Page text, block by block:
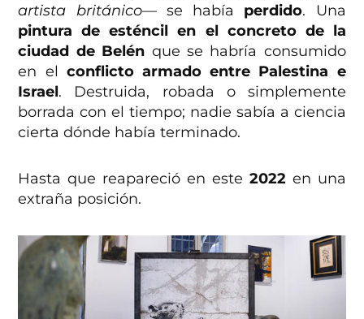
artista británico—se había perdido. Una
pintura de esténcil en el concreto de la
ciudad de Belén que se habría consumido
en el conflicto armado entre Palestina e
Israel. Destruida, robada o simplemente
borrada con el tiempo; nadie sabía a ciencia
cierta dónde había terminado.
Hasta que reapareció en este 2022en una
extraña posición.